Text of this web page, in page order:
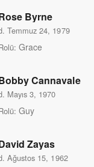
Byrne
Temmuz 24, 1979
Grace
Cannavale
Mayıs 3, 1970
Guy
Zayas
Ağustos 15, 1962